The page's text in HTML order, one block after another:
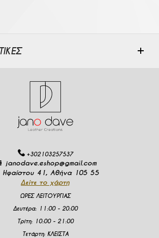
+302103257537
janodave.eshop@gmail.com
Ηφαίστου 41, Αθήνα 105 55
Δείτε το χάρτη
ΩΡΕΣ ΛΕΙΤΟΥΡΓΙΑΣ
Δευτέρα: 11:00 - 20:00
Τρίτη: 10:00 - 21:00
Τετάρτη: ΚΛΕΙΣΤΑ